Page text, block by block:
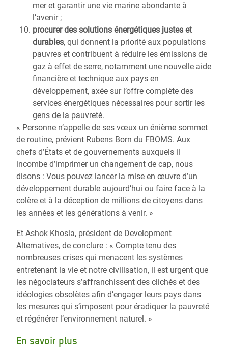
mer et garantir une vie marine abondante à
l’avenir ;
procurer des solutions énergétiques justes et
durables, qui donnent la priorité aux populations
pauvres et contribuent à réduire les émissions de
gaz à effet de serre, notamment une nouvelle aide
financière et technique aux pays en
développement, axée sur l’offre complète des
services énergétiques nécessaires pour sortir les
gens de la pauvreté.
« Personne n’appelle de ses vœux un énième sommet
de routine, prévient Rubens Born du FBOMS. Aux
chefs d’États et de gouvernements auxquels il
incombe d’imprimer un changement de cap, nous
disons : Vous pouvez lancer la mise en œuvre d’un
développement durable aujourd’hui ou faire face à la
colère et à la déception de millions de citoyens dans
les années et les générations à venir. »
Et Ashok Khosla, président de Development
Alternatives, de conclure : « Compte tenu des
nombreuses crises qui menacent les systèmes
entretenant la vie et notre civilisation, il est urgent que
les négociateurs s’affranchissent des clichés et des
idéologies obsolètes afin d’engager leurs pays dans
les mesures qui s’imposent pour éradiquer la pauvreté
et régénérer l’environnement naturel. »
En savoir plus